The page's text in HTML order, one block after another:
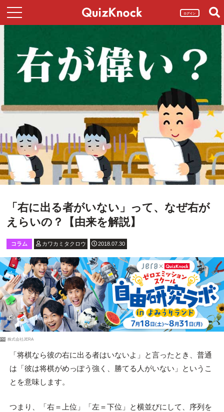
ログイン
「右に出る者がいない」って、なぜ右が
えらいの？【由来を解説】
コラム カワカミタクロウ 2018.07.30
PR 株式会社JERA
「将棋なら彼の右に出る者はいないよ」と言ったとき、普通
は「彼は将棋がめっぽう強く、勝てる人がいない」というこ
とを意味します。
つまり、「右＝上位」「左＝下位」と横並びにして、序列を